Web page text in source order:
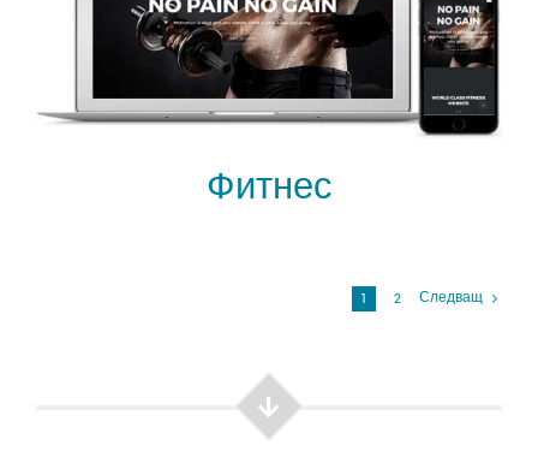
Фитнес
1 2 Следващ